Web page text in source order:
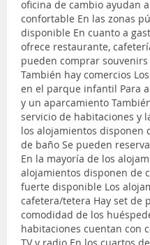
oficina de cambio ayudan
confortable En las zonas
disponible En cuanto a
ofrece restaurante,
pueden comprar
También hay comercios
en el parque infantil Para
y un aparcamiento
servicio de habitaciones y
los alojamientos disponen
de baño Se pueden
En la mayoría de los
alojamientos disponen de
fuerte disponible Los
cafetera/tetera Hay set de
comodidad de los
habitaciones cuentan con